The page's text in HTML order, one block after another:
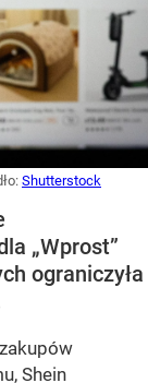
Shutterstock
„Wprost”
ograniczyła
Shein